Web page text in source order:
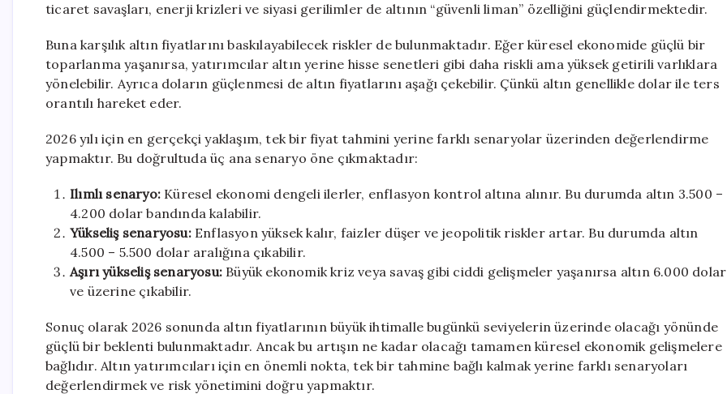
ticaret savaşları, enerji krizleri ve siyasi gerilimler de altının “güvenli liman” özelliğini güçlendirmektedir.
Buna karşılık altın fiyatlarını baskılayabilecek riskler de bulunmaktadır. Eğer küresel ekonomide güçlü bir
toparlanma yaşanırsa, yatırımcılar altın yerine hisse senetleri gibi daha riskli ama yüksek getirili varlıklara
yönelebilir. Ayrıca doların güçlenmesi de altın fiyatlarını aşağı çekebilir. Çünkü altın genellikle dolar ile ters
orantılı hareket eder.
2026 yılı için en gerçekçi yaklaşım, tek bir fiyat tahmini yerine farklı senaryolar üzerinden değerlendirme
yapmaktır. Bu doğrultuda üç ana senaryo öne çıkmaktadır:
Ilımlı senaryo: Küresel ekonomi dengeli ilerler, enflasyon kontrol altına alınır. Bu durumda altın 3.500 –
4.200 dolar bandında kalabilir.
Yükseliş senaryosu:Enflasyon yüksek kalır, faizler düşer ve jeopolitik riskler artar. Bu durumda altın
4.500 – 5.500 dolar aralığına çıkabilir.
Aşırı yükseliş senaryosu: Büyük ekonomik kriz veya savaş gibi ciddi gelişmeler yaşanırsa altın 6.000 dolar
ve üzerine çıkabilir.
Sonuç olarak 2026 sonunda altın fiyatlarının büyük ihtimalle bugünkü seviyelerin üzerinde olacağı yönünde
güçlü bir beklenti bulunmaktadır. Ancak bu artışın ne kadar olacağı tamamen küresel ekonomik gelişmelere
bağlıdır. Altın yatırımcıları için en önemli nokta, tek bir tahmine bağlı kalmak yerine farklı senaryoları
değerlendirmek ve risk yönetimini doğru yapmaktır.